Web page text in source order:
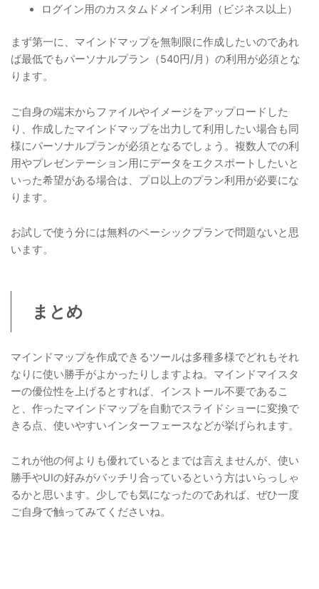
ログイン用のカスタムドメイン利用（ビジネス以上）
まず第一に、マインドマップを無制限に作成したいのであれ
ば最低でもパーソナルプラン（540円/月）の利用が必須とな
ります。
ご自身の端末からファイルやイメージをアップロードした
り、作成したマインドマップを出力して利用したい場合も同
様にパーソナルプランが必須となるでしょう。複数人での利
用やプレゼンテーション用にデータをエクスポートしたいと
いった希望がある場合は、プロ以上のプラン利用が必要にな
ります。
お試しで使う分には無料のベーシックプランで問題ないと思
います。
まとめ
マインドマップを作成できるツールは多種多様でどれもそれ
なりに使い勝手がよかったりしますよね。マインドマイスタ
ーの優位性を上げるとすれば、インストール不要であるこ
と、作ったマインドマップを自動でスライドショーに変換で
きる点、使いやすいインターフェースなどが挙げられます。
これが他の何よりも優れているとまでは言えませんが、使い
勝手やUIの好みがバッチリ合っているという方はいらっしゃ
るかと思います。少しでも気になったのであれば、ぜひ一度
ご自身で触ってみてくださいね。